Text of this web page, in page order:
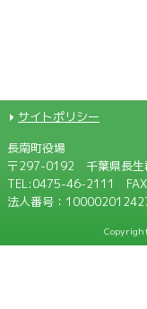
サイトポリシー
長南町役場
〒297-0192 千葉県長生
TEL:0475-46-2111
法人番号：